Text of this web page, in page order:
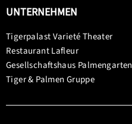
UNTERNEHMEN
Tigerpalast Varieté Theater
Restaurant Lafleur
Gesellschaftshaus Palmengarten
Tiger & Palmen Gruppe